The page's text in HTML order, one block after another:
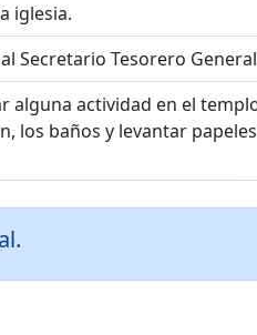
iglesia.
Secretario Tesorero
alguna actividad en el
los baños y levantar